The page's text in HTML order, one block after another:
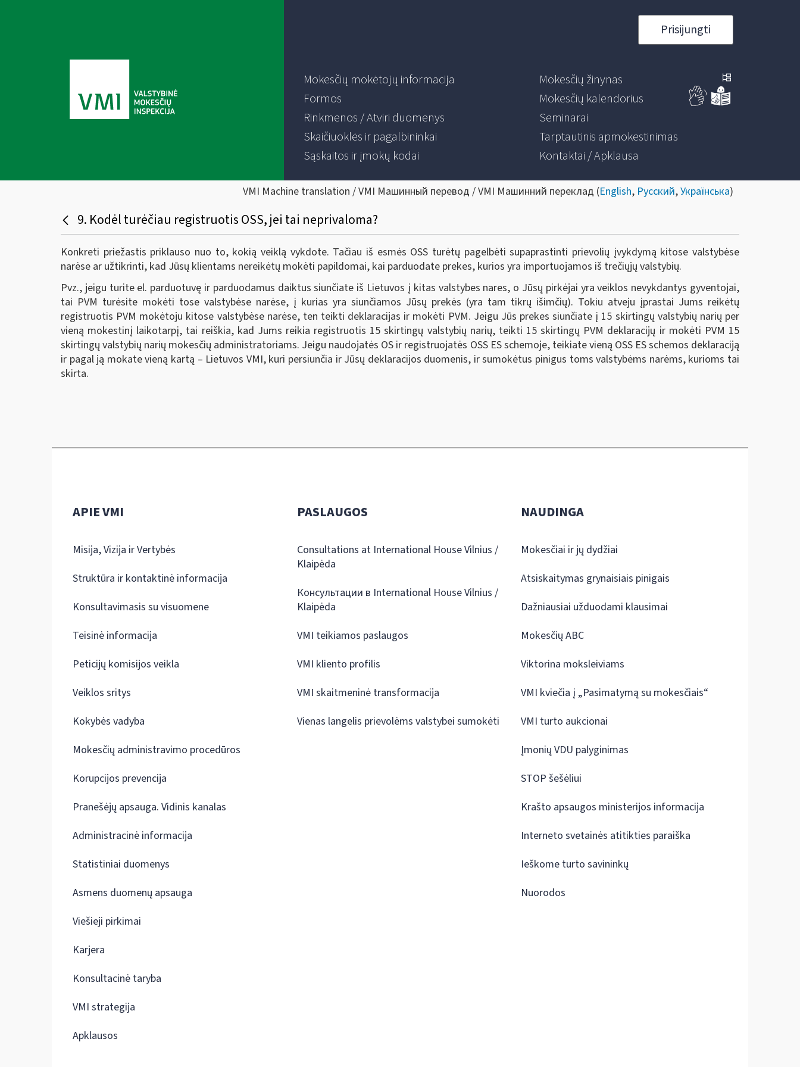
Prisijungti
Mokesčių mokėtojų informacija
Formos
Rinkmenos / Atviri duomenys
Skaičiuoklės ir pagalbininkai
Sąskaitos ir įmokų kodai
Mokesčių žinynas
Mokesčių kalendorius
Seminarai
Tarptautinis apmokestinimas
Kontaktai / Apklausa
VMI Machine translation / VMI Машинный перевод / VMI Машинний переклад (English, Русский,Українська)
9. Kodėl turėčiau registruotis OSS, jei tai neprivaloma?
Konkreti priežastis priklauso nuo to, kokią veiklą vykdote. Tačiau iš esmės OSS turėtų pagelbėti supaprastinti prievolių įvykdymą kitose valstybėse
narėse ar užtikrinti, kad Jūsų klientams nereikėtų mokėti papildomai, kai parduodate prekes, kurios yra importuojamos iš trečiųjų valstybių.
Pvz., jeigu turite el. parduotuvę ir parduodamus daiktus siunčiate iš Lietuvos į kitas valstybes nares, o Jūsų pirkėjai yra veiklos nevykdantys gyventojai,
tai PVM turėsite mokėti tose valstybėse narėse, į kurias yra siunčiamos Jūsų prekės (yra tam tikrų išimčių). Tokiu atveju įprastai Jums reikėtų
registruotis PVM mokėtoju kitose valstybėse narėse, ten teikti deklaracijas ir mokėti PVM. Jeigu Jūs prekes siunčiate į 15 skirtingų valstybių narių per
vieną mokestinį laikotarpį, tai reiškia, kad Jums reikia registruotis 15 skirtingų valstybių narių, teikti 15 skirtingų PVM deklaracijų ir mokėti PVM 15
skirtingų valstybių narių mokesčių administratoriams. Jeigu naudojatės OS ir registruojatės OSS ES schemoje, teikiate vieną OSS ES schemos deklaraciją
ir pagal ją mokate vieną kartą – Lietuvos VMI, kuri persiunčia ir Jūsų deklaracijos duomenis, ir sumokėtus pinigus toms valstybėms narėms, kurioms tai
skirta.
APIE VMI
Misija, Vizija ir Vertybės
Struktūra ir kontaktinė informacija
Konsultavimasis su visuomene
Teisinė informacija
Peticijų komisijos veikla
Veiklos sritys
Kokybės vadyba
Mokesčių administravimo procedūros
Korupcijos prevencija
Pranešėjų apsauga. Vidinis kanalas
Administracinė informacija
Statistiniai duomenys
Asmens duomenų apsauga
Viešieji pirkimai
Karjera
Konsultacinė taryba
VMI strategija
Apklausos
PASLAUGOS
Consultations at International House Vilnius /
Klaipėda
Консультации в International House Vilnius /
Klaipėda
VMI teikiamos paslaugos
VMI kliento profilis
VMI skaitmeninė transformacija
Vienas langelis prievolėms valstybei sumokėti
NAUDINGA
Mokesčiai ir jų dydžiai
Atsiskaitymas grynaisiais pinigais
Dažniausiai užduodami klausimai
Mokesčių ABC
Viktorina moksleiviams
VMI kviečia į „Pasimatymą su mokesčiais“
VMI turto aukcionai
Įmonių VDU palyginimas
STOP šešėliui
Krašto apsaugos ministerijos informacija
Interneto svetainės atitikties paraiška
Ieškome turto savininkų
Nuorodos